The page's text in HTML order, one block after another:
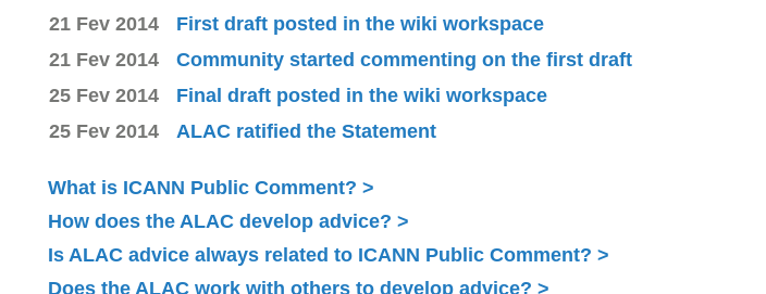
21 Fev 2014
First draft posted in the wiki workspace
21 Fev 2014
Community started commenting on the first draft
25 Fev 2014
Final draft posted in the wiki workspace
25 Fev 2014
ALAC ratified the Statement
What is ICANN Public Comment?
How does the ALAC develop advice?
Is ALAC advice always related to ICANN Public Comment?
Does the ALAC work with others to develop advice?